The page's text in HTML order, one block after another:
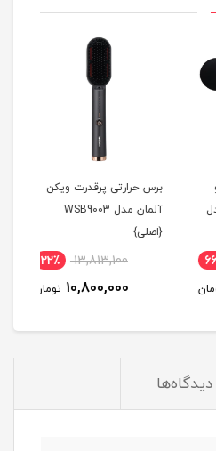
برس حرارتی پرقدرت ویکن
آلمان مدل WSB9003
{اصلی}
13,813,100 22٪
10,800,000 تومان
دیدگاه‌ها